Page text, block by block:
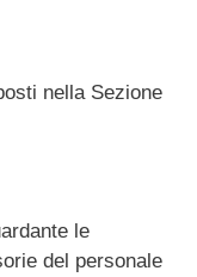
nella Sezione
le
del personale